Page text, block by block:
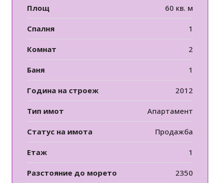
Площ 60 кв. м
Спалня 1
Комнат 2
Баня 1
Година на строеж 2012
Тип имот Апартамент
Статус на имота Продажба
Етаж 1
Разстояние до морето 2350